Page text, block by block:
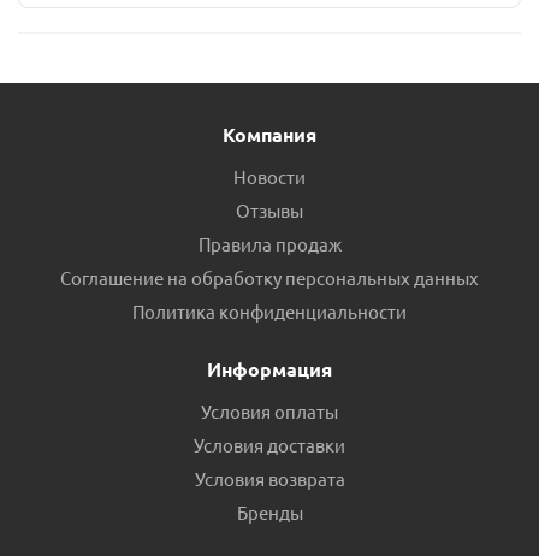
Компания
Новости
Отзывы
Правила продаж
Соглашение на обработку персональных данных
Политика конфиденциальности
Информация
Условия оплаты
Условия доставки
Условия возврата
Бренды